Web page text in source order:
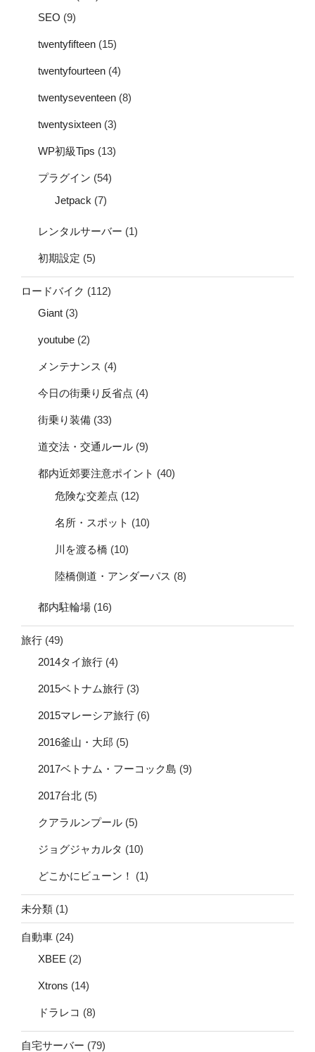
SEO (9)
twentyfifteen (15)
twentyfourteen (4)
twentyseventeen (8)
twentysixteen (3)
WP初級Tips (13)
プラグイン (54)
Jetpack (7)
レンタルサーバー (1)
初期設定 (5)
ロードバイク (112)
Giant (3)
youtube (2)
メンテナンス (4)
今日の街乗り反省点 (4)
街乗り装備 (33)
道交法・交通ルール (9)
都内近郊要注意ポイント (40)
危険な交差点 (12)
名所・スポット (10)
川を渡る橋 (10)
陸橋側道・アンダーパス (8)
都内駐輪場 (16)
旅行 (49)
2014タイ旅行 (4)
2015ベトナム旅行 (3)
2015マレーシア旅行 (6)
2016釜山・大邱 (5)
2017ベトナム・フーコック島 (9)
2017台北 (5)
クアラルンプール (5)
ジョグジャカルタ (10)
どこかにビューン！ (1)
未分類 (1)
自動車 (24)
XBEE (2)
Xtrons (14)
ドラレコ (8)
自宅サーバー (79)